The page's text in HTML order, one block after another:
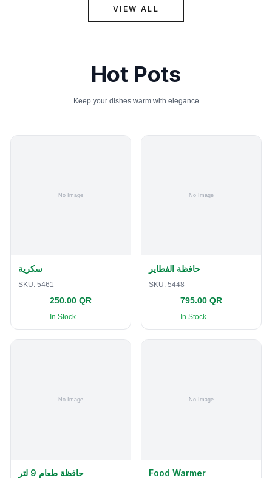
VIEW ALL
Hot Pots
Keep your dishes warm with elegance
سكرية
SKU: 5461
250.00 QR
In Stock
حافظة الفطاير
SKU: 5448
795.00 QR
In Stock
حافظة طعام 9 لتر Food Warmer